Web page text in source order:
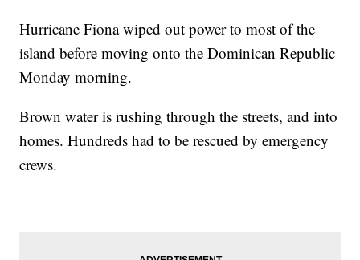
Hurricane Fiona wiped out power to most of the
island before moving onto the Dominican Republic
Monday morning.
Brown water is rushing through the streets, and into
homes. Hundreds had to be rescued by emergency
crews.